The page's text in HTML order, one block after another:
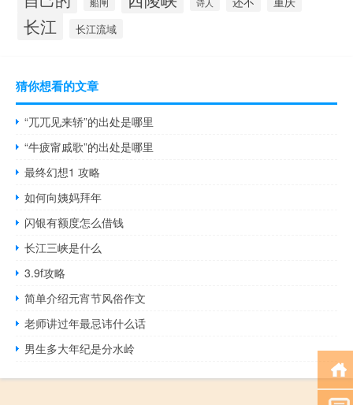
长江 长江流域
猜你想看的文章
“兀兀见来轿”的出处是哪里
“牛疲甯戚歌”的出处是哪里
最终幻想1 攻略
如何向姨妈拜年
闪银有额度怎么借钱
长江三峡是什么
3.9f攻略
简单介绍元宵节风俗作文
老师讲过年最忌讳什么话
男生多大年纪是分水岭